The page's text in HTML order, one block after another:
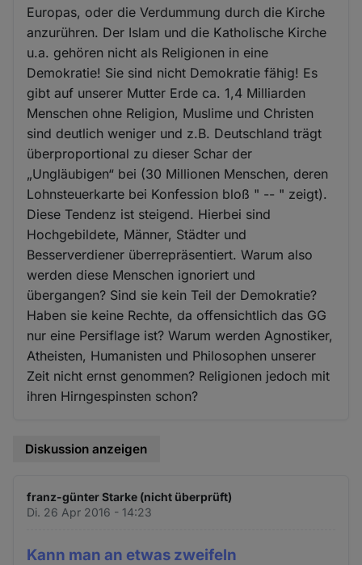
Europas, oder die Verdummung durch die Kirche
anzurühren. Der Islam und die Katholische Kirche
u.a. gehören nicht als Religionen in eine
Demokratie! Sie sind nicht Demokratie fähig! Es
gibt auf unserer Mutter Erde ca. 1,4 Milliarden
Menschen ohne Religion, Muslime und Christen
sind deutlich weniger und z.B. Deutschland trägt
überproportional zu dieser Schar der
„Ungläubigen“ bei (30 Millionen Menschen, deren
Lohnsteuerkarte bei Konfession bloß " -- " zeigt).
Diese Tendenz ist steigend. Hierbei sind
Hochgebildete, Männer, Städter und
Besserverdiener überrepräsentiert. Warum also
werden diese Menschen ignoriert und
übergangen? Sind sie kein Teil der Demokratie?
Haben sie keine Rechte, da offensichtlich das GG
nur eine Persiflage ist? Warum werden Agnostiker,
Atheisten, Humanisten und Philosophen unserer
Zeit nicht ernst genommen? Religionen jedoch mit
ihren Hirngespinsten schon?
Diskussion anzeigen
franz-günter Starke (nicht überprüft)
Di. 26 Apr 2016 - 14:23
Kann man an etwas zweifeln